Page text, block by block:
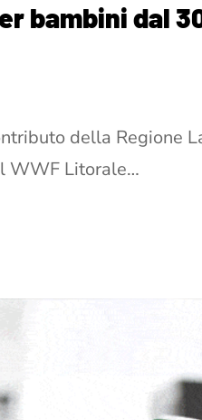
bambini dal
della Regione
WWF Litorale…